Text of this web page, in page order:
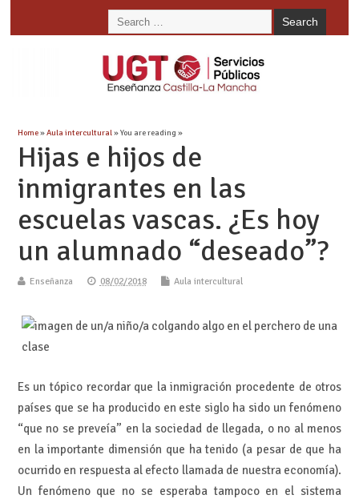
Home»Aula intercultural» You are reading »
Hijas e hijos de
inmigrantes en las
escuelas vascas. ¿Es hoy
un alumnado “deseado”?
Enseñanza 08/02/2018 Aula intercultural
Es un tópico recordar que la inmigración procedente de otros
países que se ha producido en este siglo ha sido un fenómeno
“que no se preveía” en la sociedad de llegada, o no al menos
en la importante dimensión que ha tenido (a pesar de que ha
ocurrido en respuesta al efecto llamada de nuestra economía).
Un fenómeno que no se esperaba tampoco en el sistema